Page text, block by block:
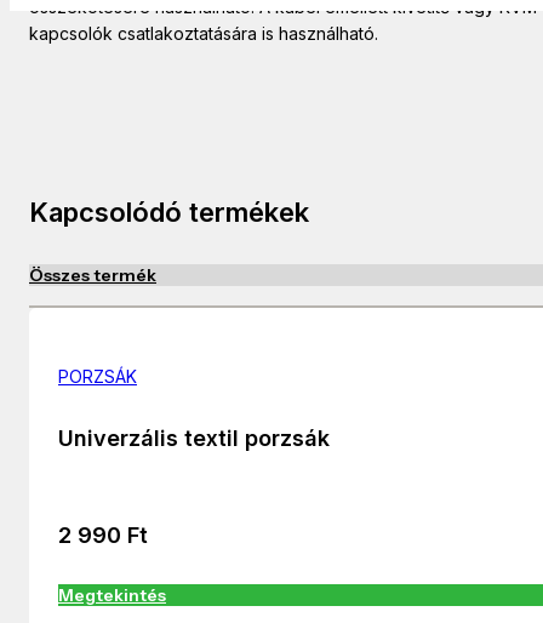
összekötésére használható. A kábel emellett kivetítő vagy KVM-
kapcsolók csatlakoztatására is használható.
Kapcsolódó termékek
Összes termék
PORZSÁK
Univerzális textil porzsák
2 990 Ft
Megtekintés